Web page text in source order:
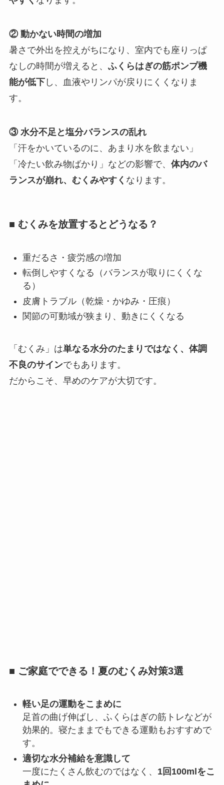
② 動かない時間の増加
暑さで外出を控えがちになり、室内でも座りっぱ
なしの時間が増えると、 ふくらはぎの筋ポンプ機
能が低下し、血液やリンパが戻りにくくなりま
す。
③ 水分不足と塩分バランスの乱れ
「汗をかいているのに、あまり水を飲まない」
「冷たい飲み物ばかり」などの影響で、 体内のバ
ランスが崩れ、むくみやすく なります。
■ むくみを放置するとどうなる？
重だるさ・疲労感の増加
転倒しやすくなる（バランスが取りにくくな
る）
皮膚トラブル（乾燥・かゆみ・圧痕）
関節の可動域が狭まり、動きにくくなる
「むくみ」は単なる水分のたまりではなく、体調
不良のサインでもあります。
だからこそ、早めのケアが大切です。
■ ご家庭でできる！夏のむくみ対策3選
軽い足の運動をこまめに
足首の曲げ伸ばし、ふくらはぎの筋トレなどが
効果的。寝たままでもできる運動もおすすめで
す。
適切な水分補給を意識して
一度にたくさん飲むのではなく、 1回100mlをこ